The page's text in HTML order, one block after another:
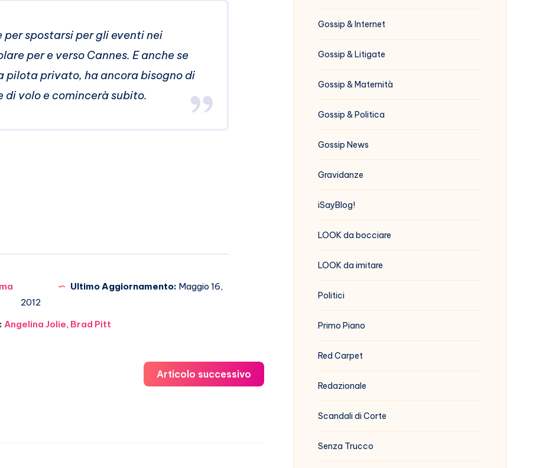
spostarsi per gli eventi nei
per e verso Cannes. E anche se
pilota privato, ha ancora bisogno di
di volo e comincerà subito.
Ultimo Aggiornamento: Maggio 16,
2012
Angelina Jolie, Brad Pitt
Articolo successivo
Gossip & Internet
Gossip & Litigate
Gossip & Maternità
Gossip & Politica
Gossip News
Gravidanze
iSayBlog!
LOOK da bocciare
LOOK da imitare
Politici
Primo Piano
Red Carpet
Redazionale
Scandali di Corte
Senza Trucco